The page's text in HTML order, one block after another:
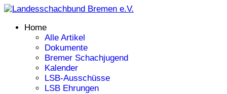
Home
Alle Artikel
Dokumente
Bremer Schachjugend
Kalender
LSB-Ausschüsse
LSB Ehrungen